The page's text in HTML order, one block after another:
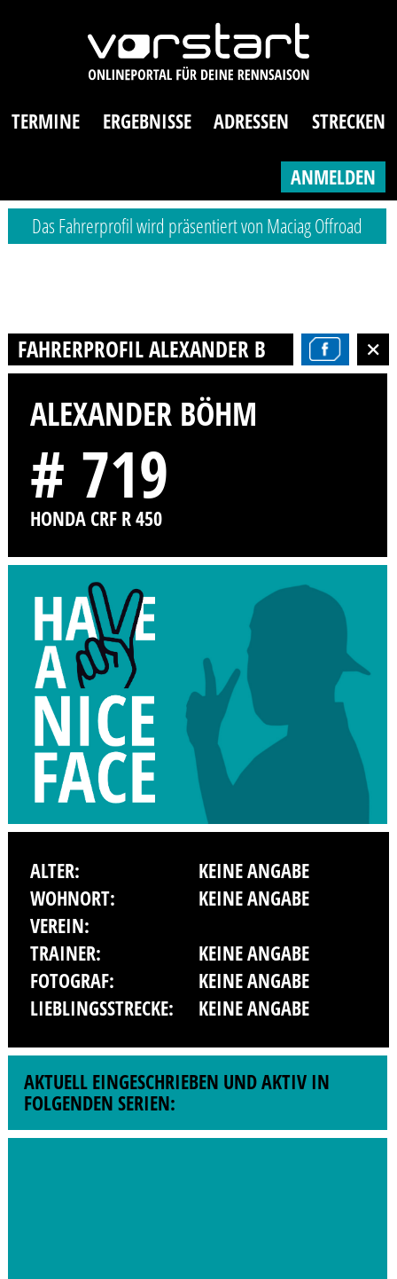
TERMINE ERGEBNISSE ADRESSEN STRECKEN
ANMELDEN
Das Fahrerprofil wird präsentiert von Maciag Offroad
FAHRERPROFIL ALEXANDER BÖHM
ALEXANDER BÖHM
# 719
HONDA CRF R 450
ALTER:
KEINE ANGABE
WOHNORT:
KEINE ANGABE
VEREIN:
TRAINER:
KEINE ANGABE
FOTOGRAF:
KEINE ANGABE
LIEBLINGSSTRECKE:
KEINE ANGABE
AKTUELL EINGESCHRIEBEN UND AKTIV IN
FOLGENDEN SERIEN: